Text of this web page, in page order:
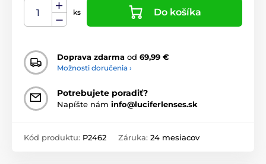
ks Do košíka
Doprava zdarma od 69,99 €
Možnosti doručenia ›
Potrebujete poradiť?
Napíšte nám info@luciferlenses.sk
Kód produktu: P2462 Záruka: 24 mesiacov